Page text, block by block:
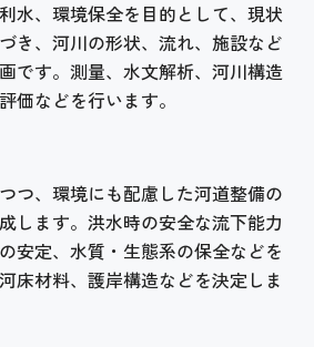
水、環境保全を目的として、現状
き、河川の形状、流れ、施設など
です。測量、水文解析、河川構造
価などを行います。
つ、環境にも配慮した河道整備の
します。洪水時の安全な流下能力
安定、水質・生態系の保全などを
床材料、護岸構造などを決定しま